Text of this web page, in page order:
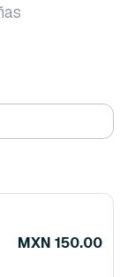
MXN 150.00